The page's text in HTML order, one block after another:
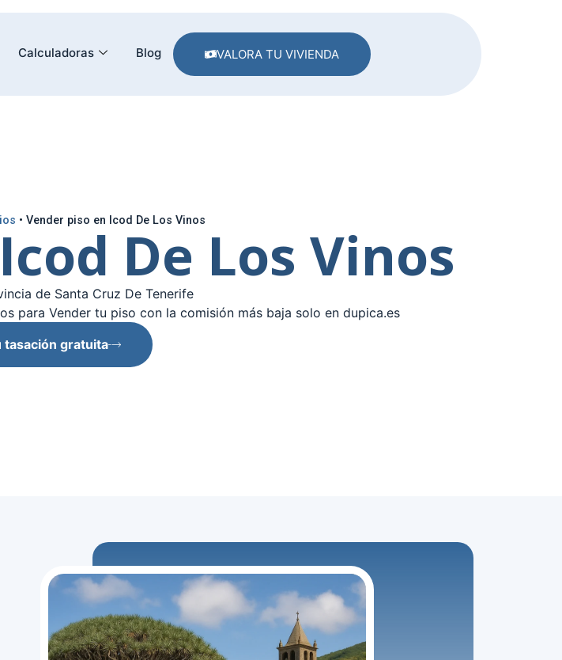
Calculadoras Blog VALORA TU VIVIENDA
• Vender piso en Icod De Los VinosDe Los Vinos
de Santa Cruz De Tenerife
para Vender tu piso con la comisión más baja solo en dupica.es
tasación gratuita